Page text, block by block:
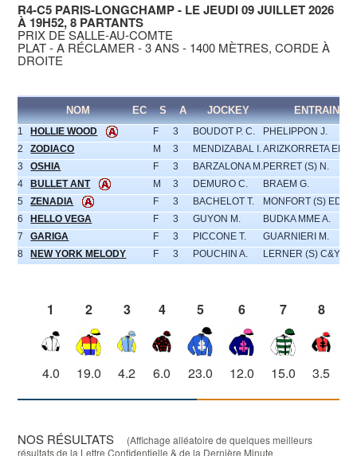
R4-C5 PARIS-LONGCHAMP - LE JEUDI 09 JUILLET 2026
À 19H52, 8 PARTANTS
PRIX DE SALLE-AU-COMTE
PLAT - A RÉCLAMER - 3 ANS - 1400 MÈTRES, CORDE À
DROITE
NOM EC S A JOCKEY
1 HOLLIE WOOD F 3 BOUDOT P. C.
PHELIPPON J.
2
ZODIACO M 3 MENDIZABAL I.ARIZKORRETA
3
OSHIA F 3 BARZALONA M.PERRET (S) N.
4
BULLET ANT M 3 DEMURO C.
BRAEM G.
5
ZENADIA F 3 BACHELOT T.
MONFORT (S) ED.
6
HELLO VEGA F 3 GUYON M.
BUDKA MME A.
7
GARIGA F 3 PICCONE T.
GUARNIERI M.
8
NEW YORK MELODY F 3 POUCHIN A. LERNER (S) C&Y.
1 2 3 4 5 6 7 8
4.0 19.0 4.2 6.0 23.0 12.0 15.0 3.5
NOS RÉSULTATS
(Affichage alléatoire de quelques meilleurs
résultats de la Lettre Confidentielle & de la Dernière Minute